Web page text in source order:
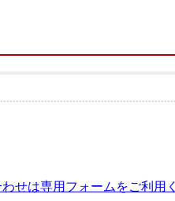
せは専用フォームをご利用